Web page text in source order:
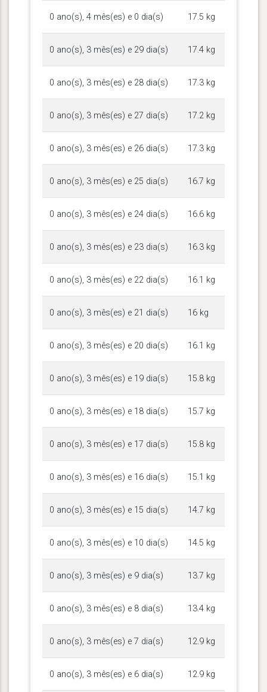
0 ano(s), 4 mês(es) e 0 dia(s) 17.5 kg
0 ano(s), 3 mês(es) e 29 dia(s) 17.4 kg
0 ano(s), 3 mês(es) e 28 dia(s) 17.3 kg
0 ano(s), 3 mês(es) e 27 dia(s) 17.2 kg
0 ano(s), 3 mês(es) e 26 dia(s) 17.3 kg
0 ano(s), 3 mês(es) e 25 dia(s) 16.7 kg
0 ano(s), 3 mês(es) e 24 dia(s) 16.6 kg
0 ano(s), 3 mês(es) e 23 dia(s) 16.3 kg
0 ano(s), 3 mês(es) e 22 dia(s) 16.1 kg
0 ano(s), 3 mês(es) e 21 dia(s) 16 kg
0 ano(s), 3 mês(es) e 20 dia(s) 16.1 kg
0 ano(s), 3 mês(es) e 19 dia(s) 15.8 kg
0 ano(s), 3 mês(es) e 18 dia(s) 15.7 kg
0 ano(s), 3 mês(es) e 17 dia(s) 15.8 kg
0 ano(s), 3 mês(es) e 16 dia(s) 15.1 kg
0 ano(s), 3 mês(es) e 15 dia(s) 14.7 kg
0 ano(s), 3 mês(es) e 10 dia(s) 14.5 kg
0 ano(s), 3 mês(es) e 9 dia(s) 13.7 kg
0 ano(s), 3 mês(es) e 8 dia(s) 13.4 kg
0 ano(s), 3 mês(es) e 7 dia(s) 12.9 kg
0 ano(s), 3 mês(es) e 6 dia(s) 12.9 kg